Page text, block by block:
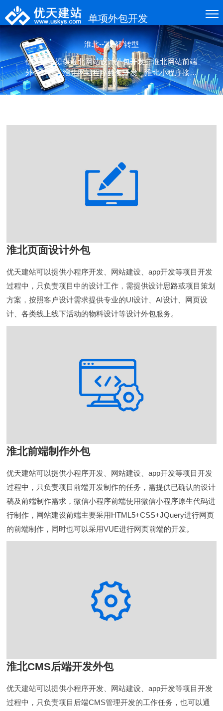
单项外包开发
淮北--"煤都"转型
优天建站提供淮北网站设计外包开发、淮北网站前端
外包制作、淮北网站程序外包开发、淮北小程序接口
外包开发、应用接口外包开发等各类项目的单项(设
计、制作、开发)外包服务
淮北页面设计外包
优天建站可以提供小程序开发、网站建设、app开发等项目开发
过程中，只负责项目中的设计工作，需提供设计思路或项目策划
方案，按照客户设计需求提供专业的UI设计、AI设计、网页设
计、各类线上线下活动的物料设计等设计外包服务。
淮北前端制作外包
优天建站可以提供小程序开发、网站建设、app开发等项目开发
过程中，只负责项目前端开发制作的任务，需提供已确认的设计
稿及前端制作需求，微信小程序前端使用微信小程序原生代码进
行制作，网站建设前端主要采用HTML5+CSS+JQuery进行网页
的前端制作，同时也可以采用VUE进行网页前端的开发。
淮北CMS后端开发外包
优天建站可以提供小程序开发、网站建设、app开发等项目开发
过程中，只负责项目后端CMS管理开发的工作任务，也可以通